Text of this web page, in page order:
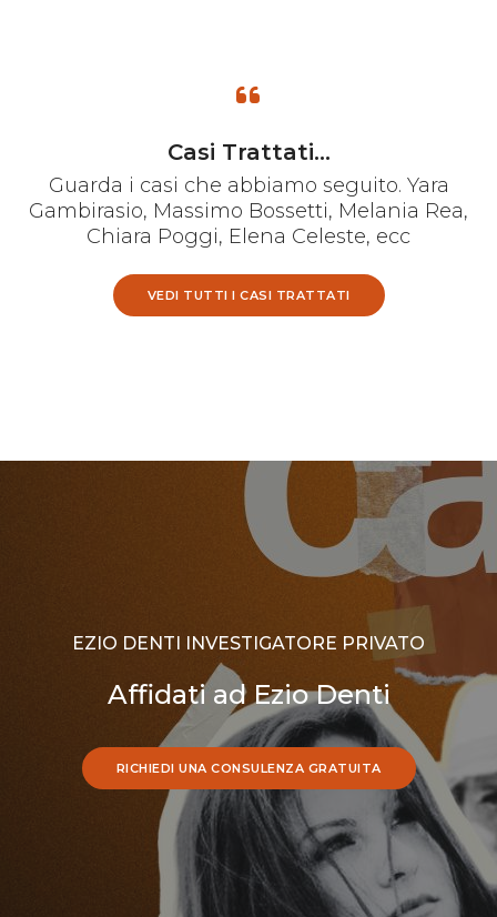
Casi Trattati...
Guarda i casi che abbiamo seguito. Yara
Gambirasio, Massimo Bossetti, Melania Rea,
Chiara Poggi, Elena Celeste, ecc
VEDI TUTTI I CASI TRATTATI
EZIO DENTI INVESTIGATORE PRIVATO
Affidati ad Ezio Denti
RICHIEDI UNA CONSULENZA GRATUITA